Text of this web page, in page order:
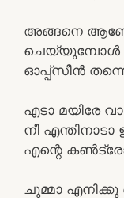
അങ്ങനെ
ചെയ്യുമ്പോൾ
ഓപ്പ്സീൻ
എടാ മയിരേ
നീ
എന്റെ
ചുമ്മാ എനിക്കു